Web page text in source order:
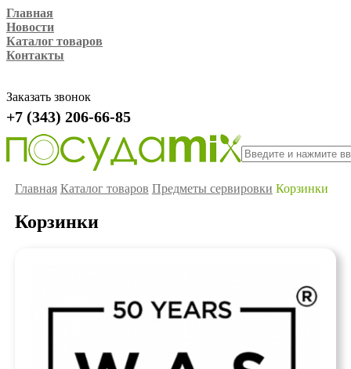
Главная
Новости
Каталог товаров
Контакты
Заказать звонок
+7 (343) 206-66-85
Главная Каталог товаров Предметы сервировки Корзинки
Корзинки